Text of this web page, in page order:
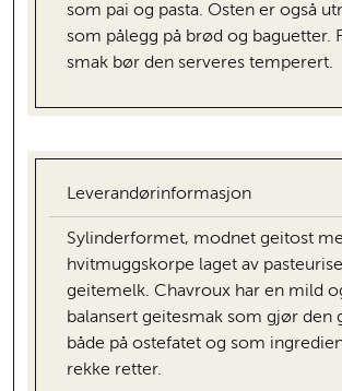
som pai og pasta. Osten er også
som pålegg på brød og baguetter.
smak bør den serveres temperert.
Leverandørinformasjon
Sylinderformet, modnet geitost
hvitmuggskorpe laget av
geitemelk. Chavroux har en mild
balansert geitesmak som gjør den
både på ostefatet og som
rekke retter.